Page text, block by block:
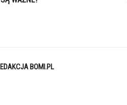
BOMI.PL